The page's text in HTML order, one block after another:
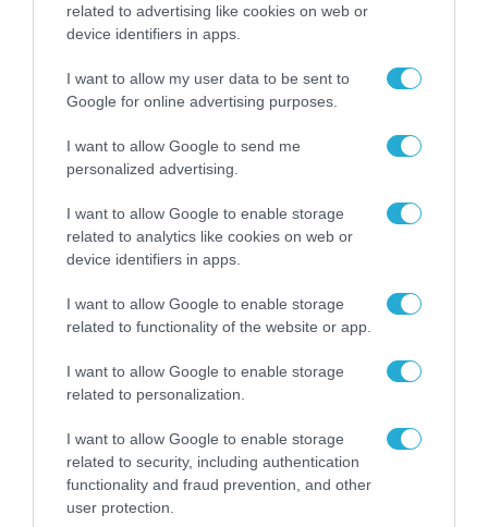
related to advertising like cookies on web or
device identifiers in apps.
I want to allow my user data to be sent to
Google for online advertising purposes.
I want to allow Google to send me
personalized advertising.
I want to allow Google to enable storage
related to analytics like cookies on web or
device identifiers in apps.
I want to allow Google to enable storage
related to functionality of the website or app.
I want to allow Google to enable storage
related to personalization.
I want to allow Google to enable storage
related to security, including authentication
functionality and fraud prevention, and other
user protection.
Το χρηματοδοτούμενο
Gaming Police”
ενισχύει την ασφάλεια
των παιδιών στο
διαδίκτυο
31.07.2026
ΑΑΔΕ: Διευκρινίσεις
για τα πρόστιμα σε
παραβάσεις που
Τεχνητή Νοημοσύνη
δεν είναι απλώς μια
νέα τεχνολογία, είναι
μια νέα βιομηχανική
επανάσταση»
Νέος οδηγός του ΕΚΤ
για τη χρηματοδότηση
των ελληνικών